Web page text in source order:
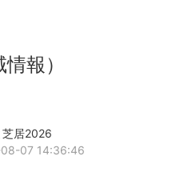
報）
芝居2026
07 14:36:46